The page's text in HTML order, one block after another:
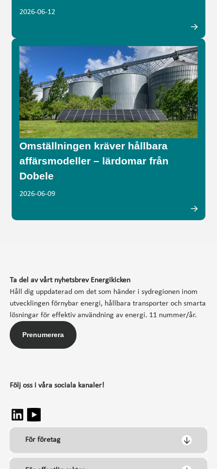
2026-06-12
Omställningen kräver hållbara
affärsmodeller – lärdomar från
Dobele
2026-06-09
Ta del av vårt nyhetsbrev Energikicken
Håll dig uppdaterad om det som händer i sydregionen inom
utvecklingen förnybar energi, hållbara transporter och smarta
lösningar för effektiv användning av energi. 11 nummer/år.
Prenumerera
Följ oss i våra sociala kanaler!
För företag